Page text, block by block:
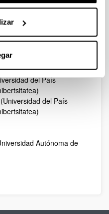
del País
del País
Autónoma de